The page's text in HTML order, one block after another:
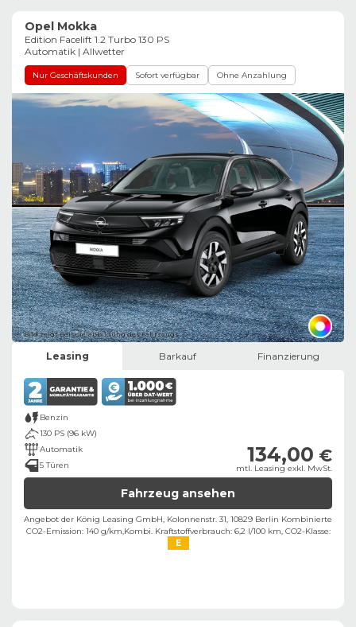
Opel Mokka
Edition Facelift 1.2 Turbo 130 PS
Automatik | Allwetter
Nur Geschäftskunden Sofort verfügbar Ohne Anzahlung
Bild zeigt Beispielabbildung des Fahrzeugs
Leasing Barkauf Finanzierung
Benzin
130 PS (96 kW)
Automatik
5 Türen
134,00 €
mtl. Leasing exkl. MwSt.
Fahrzeug ansehen
Angebot der König Leasing GmbH, Kolonnenstr. 31, 10829 Berlin ​ Kombinierte
CO2-Emission: 140 g/km,Kombi. Kraftstoffverbrauch: 6,2 l/100 km, CO2-Klasse:
E